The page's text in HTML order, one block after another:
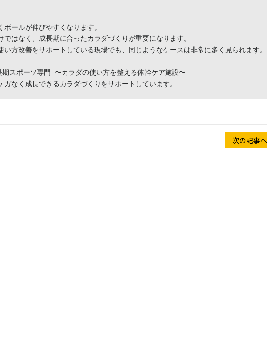
ールが伸びやすくなります。
はなく、成長期に合ったカラダづくりが重要になります。
い方改善をサポートしている現場でも、同じようなケースは非常に多く見られます。
スポーツ専門 〜カラダの使い方を整える体幹ケア施設〜
ガなく成長できるカラダづくりをサポートしています。
次の記事